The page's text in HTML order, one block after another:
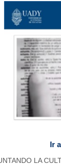
Ir
LA